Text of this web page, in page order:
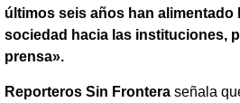
últimos seis años han alimentado
sociedad hacia las instituciones,
prensa».
Reporteros Sin Frontera señala